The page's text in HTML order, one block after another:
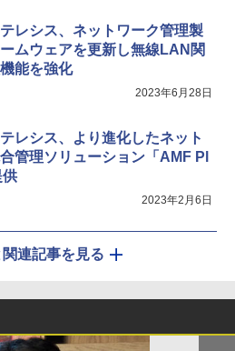
レシス、ネットワーク管理製
ムウェアを更新し無線LAN関
能を強化
2023年6月28日
レシス、より進化したネット
管理ソリューション「AMF Pl
2023年2月6日
関連記事を見る